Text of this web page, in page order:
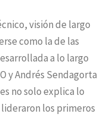
visión de largo
como la de las
a lo largo
y Andrés Sendagorta
no solo explica lo
los primeros